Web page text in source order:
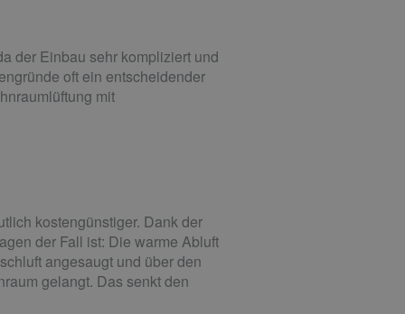
der Einbau sehr kompliziert und
oft ein entscheidender
mit
kostengünstiger. Dank der
der Fall ist: Die warme Abluft
angesaugt und über den
gelangt. Das senkt den